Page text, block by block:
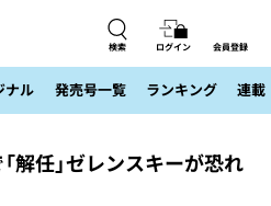
検索 ログイン 会員登録
ナル 発売号一覧 ランキング 連載
解任」ゼレンスキーが恐れ